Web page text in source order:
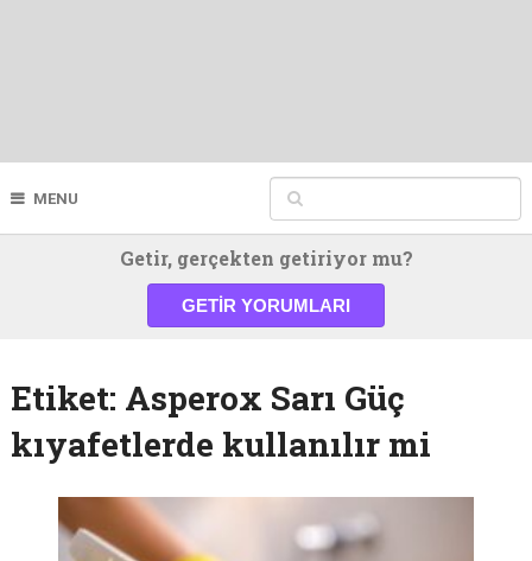
MENU
Getir, gerçekten getiriyor mu?
GETIR YORUMLARI
Etiket: Asperox Sarı Güç
kıyafetlerde kullanılır mi